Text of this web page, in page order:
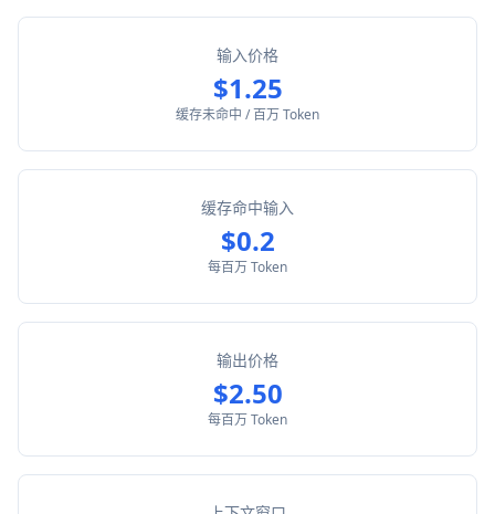
输入价格
$1.25
缓存未命中 / 百万 Token
缓存命中输入
$0.2
每百万 Token
输出价格
$2.50
每百万 Token